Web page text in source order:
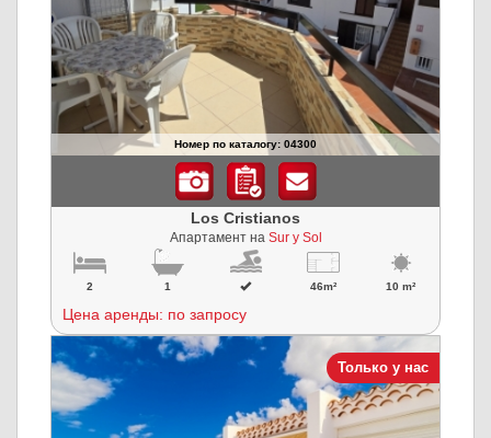
Номер по каталогу: 04300
Los Cristianos
Апартамент на Sur y Sol
2 1 46m² 10 m²
Цена аренды: по запросу
Только у нас